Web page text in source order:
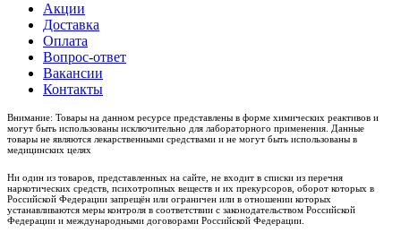
Акции
Доставка
Оплата
Вопрос-ответ
Вакансии
Контакты
Внимание: Товары на данном ресурсе представлены в форме химических реактивов и
могут быть использованы исключительно для лабораторного применения. Данные
товары не являются лекарственными средствами и не могут быть использованы в
медицинских целях
Ни один из товаров, представленных на сайте, не входит в списки из перечня
наркотических средств, психотропных веществ и их прекурсоров, оборот которых в
Российской Федерации запрещён или ограничен или в отношении которых
устанавливаются меры контроля в соответствии с законодательством Российской
Федерации и международными договорами Российской Федерации.